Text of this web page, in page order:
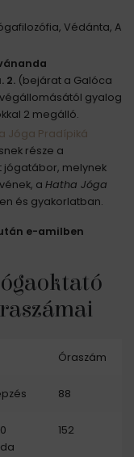
Védánta, A
2. (bejárat a Galóca
végállomásától gyalog
2 megálló.
Jóga Pradípiká
része a
jógatábor, melynek
a Hatha Jóga
és gyakorlatban.
után e-amilben
Óraszám
88
152